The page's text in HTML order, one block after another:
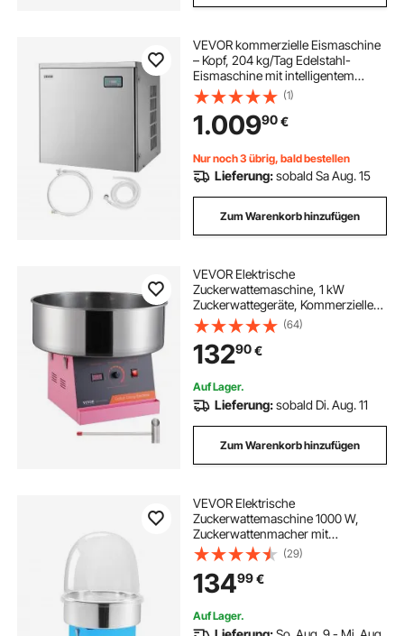
VEVOR kommerzielle Eismaschine
– Kopf, 204 kg/Tag Edelstahl-
Eismaschine mit intelligentem
Bedienfeld, Selbstreinigung,
einstellbarer Dicke, ideal für
Restaurant, Bar, Café, Hotel – Nur
Kopf
(1)
1.00990€
Nur noch 3 übrig, bald bestellen
Lieferung:sobald Sa Aug. 15
Zum Warenkorb hinzufügen
VEVOR Elektrische
Zuckerwattemaschine, 1 kW
Zuckerwattegeräte, Kommerzielle
Zuckerwattemaschine mit
Edelstahlschüssel & Zuckerlöffel,
Perfekt für Kindergeburtstage zu
Hause, Familienfeiern (Rosa)
(64)
13290€
Auf Lager.
Lieferung:sobald Di. Aug. 11
Zum Warenkorb hinzufügen
VEVOR Elektrische
Zuckerwattemaschine 1000 W,
Zuckerwattenmacher mit
Abdeckung & Edelstahlschüssel &
Zuckerlöffel, Ideal für Karneval
Geburtstage Familienfeiern,
Zuckerwattegerät Blau
(29)
13499€
Auf Lager.